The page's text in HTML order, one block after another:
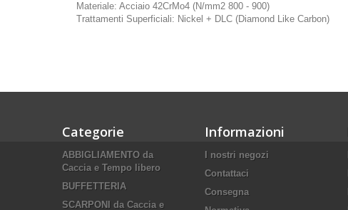
Materiale: Acciaio 42CrMo4 (N/mm2 800 - 900)
Trattamenti Superficiali: Nickel + DLC (Diamond Like Carbon)
Categorie
ABBIGLIAMENTO da
Caccia e Tempo libero
BUFFETTERIA
SCARPONI da Caccia e
Informazioni
I nostri negozi
Contattaci
Consegna